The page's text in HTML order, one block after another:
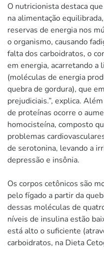
O nutricionista destaca
na alimentação
reservas de energia nos
o organismo, causando
falta dos carboidratos, o
em energia, acarretando a
(moléculas de energia
quebra de gordura), que
prejudiciais.”, explica.
de proteínas ocorre o
homocisteína, composto
problemas
de serotonina, levando a
depressão e insônia.
Os corpos cetônicos são
pelo fígado a partir da
dessas moléculas de
níveis de insulina estão
está alto o suficiente
carboidratos, na Dieta